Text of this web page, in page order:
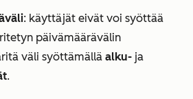
: käyttäjät eivät voi syöttää
päivämäärävälin
väli syöttämällä alku- ja
.